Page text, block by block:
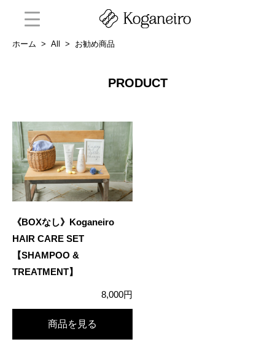
ホーム > All > お勧め商品
PRODUCT
《BOXなし》Koganeiro
HAIR CARE SET
【SHAMPOO &
TREATMENT】
8,000円
商品を見る